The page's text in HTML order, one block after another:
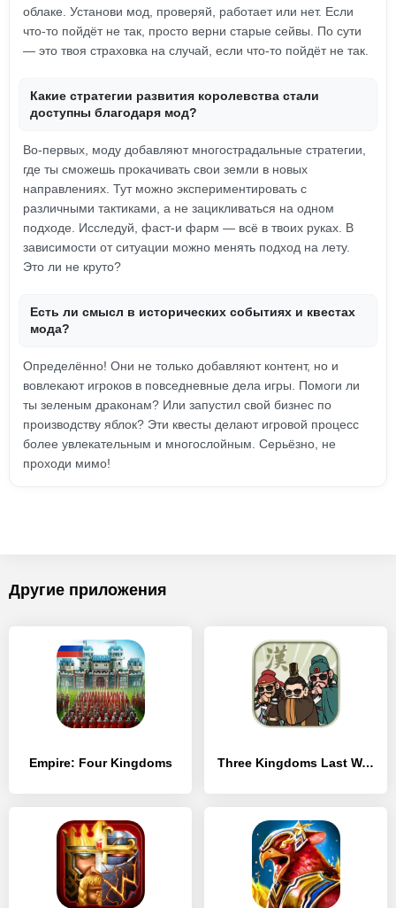
облаке. Установи мод, проверяй, работает или нет. Если
что-то пойдёт не так, просто верни старые сейвы. По сути
— это твоя страховка на случай, если что-то пойдёт не так.
Какие стратегии развития королевства стали
доступны благодаря мод?
Во-первых, моду добавляют многострадальные стратегии,
где ты сможешь прокачивать свои земли в новых
направлениях. Тут можно экспериментировать с
различными тактиками, а не зацикливаться на одном
подходе. Исследуй, фаст-и фарм — всё в твоих руках. В
зависимости от ситуации можно менять подход на лету.
Это ли не круто?
Есть ли смысл в исторических событиях и квестах
мода?
Определённо! Они не только добавляют контент, но и
вовлекают игроков в повседневные дела игры. Помоги ли
ты зеленым драконам? Или запустил свой бизнес по
производству яблок? Эти квесты делают игровой процесс
более увлекательным и многослойным. Серьёзно, не
проходи мимо!
Другие приложения
Empire: Four Kingdoms Three Kingdoms Last Warlord